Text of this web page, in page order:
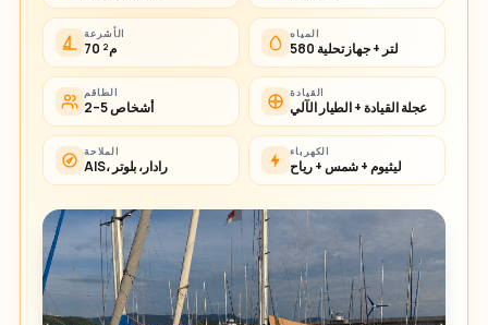
الأشرعة
70 م²
المياه
580 لتر + جهاز تحلية
الطاقم
2–5 أشخاص
القيادة
عجلة القيادة + الطيار الآلي
الملاحة
AIS، رادار، بلوتر
الكهرباء
ليثيوم + شمس + رياح